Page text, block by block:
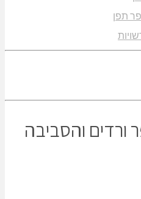
תפן
ורדים והסביבה